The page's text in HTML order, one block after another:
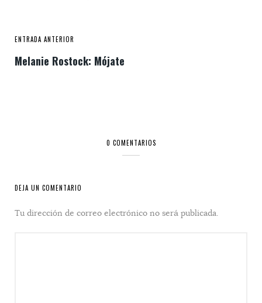
ENTRADA ANTERIOR
Melanie Rostock: Mójate
0 COMENTARIOS
DEJA UN COMENTARIO
Tu dirección de correo electrónico no será publicada.